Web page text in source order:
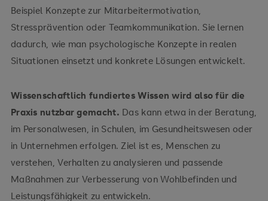
Beispiel Konzepte zur Mitarbeitermotivation,
Stressprävention oder Teamkommunikation. Sie lernen
dadurch, wie man psychologische Konzepte in realen
Situationen einsetzt und konkrete Lösungen entwickelt.
Wissenschaftlich fundiertes Wissen wird also für die
Praxis nutzbar gemacht. Das kann etwa in der Beratung,
im Personalwesen, in Schulen, im Gesundheitswesen oder
in Unternehmen erfolgen. Ziel ist es, Menschen zu
verstehen, Verhalten zu analysieren und passende
Maßnahmen zur Verbesserung von Wohlbefinden und
Leistungsfähigkeit zu entwickeln.